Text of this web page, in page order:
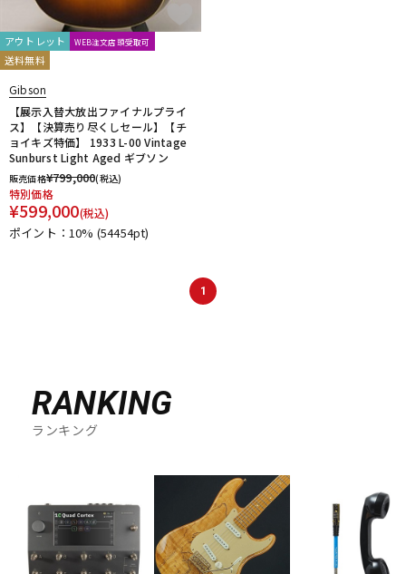
アンプ
DJ機器
DTM オンライン納品
アウトレット WEB注文店頭受取可
送料無料
Gibson
【展示入替大放出ファイナルプライ
ス】【決算売り尽くしセール】【チ
ョイキズ特価】 1933 L-00 Vintage
Sunburst Light Aged ギブソン
販売価格¥799,000(税込)
特別価格
¥599,000(税込)
ポイント：10% (54454pt)
1
RANKING
ランキング